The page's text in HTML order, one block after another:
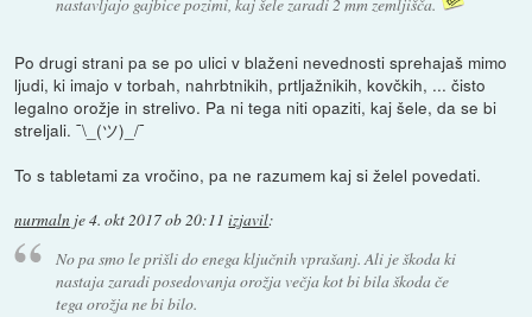
Po drugi strani pa se po ulici v blaženi nevednosti sprehajaš mimo
ljudi, ki imajo v torbah, nahrbtnikih, prtljažnikih, kovčkih, ... čisto
legalno orožje in strelivo. Pa ni tega niti opaziti, kaj šele, da se bi
streljali. ¯\_(ツ)_/¯
To s tabletami za vročino, pa ne razumem kaj si želel povedati.
nurmaln je4. okt 2017 ob 20:11 izjavil:
No pa smo le prišli do enega ključnih vprašanj. Ali je škoda ki
nastaja zaradi posedovanja orožja večja kot bi bila škoda če
tega orožja ne bi bilo.